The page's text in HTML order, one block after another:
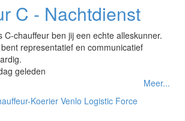
C - Nachtdienst
C-chauffeur ben jij een echte alleskunner.
representatief en communicatief
geleden
Meer...
Koerier Venlo Logistic Force